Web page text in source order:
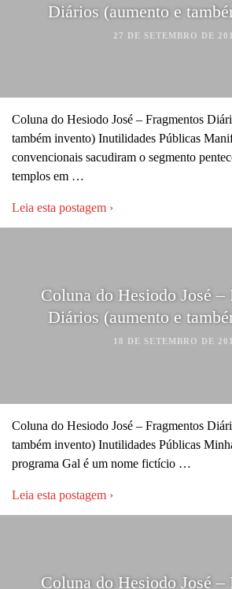
Diários (aumento e
27 DE SETEMBRO DE
Coluna do Hesiodo José – Fragmentos
também invento) Inutilidades Públicas
convencionais sacudiram o segmento
templos em …
Leia esta postagem ›
Coluna do Hesiodo José –
Diários (aumento e
18 DE SETEMBRO DE
Coluna do Hesiodo José – Fragmentos
também invento) Inutilidades Públicas
programa Gal é um nome fictício …
Leia esta postagem ›
Coluna do Hesiodo José –